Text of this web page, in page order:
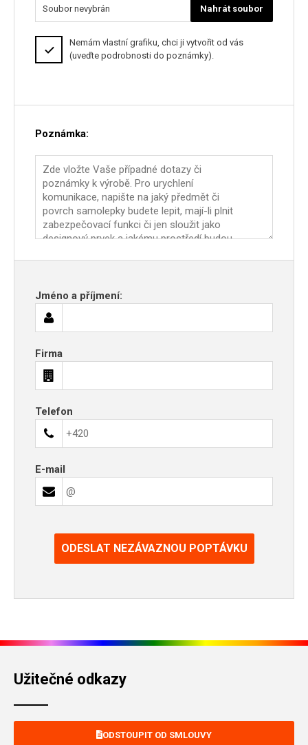
Soubor nevybrán Nahrát soubor
Nemám vlastní grafiku, chci ji vytvořit od vás
(uveďte podrobnosti do poznámky).
Poznámka:
Jméno a příjmení:
Firma
Telefon
E-mail
ODESLAT NEZÁVAZNOU POPTÁVKU
Užitečné odkazy
ODSTOUPIT OD SMLOUVY